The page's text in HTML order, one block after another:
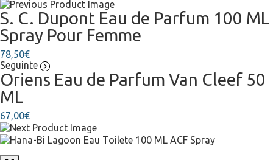
S. C. Dupont Eau de Parfum 100 ML
Spray Pour Femme
78,50€
Seguinte
Oriens Eau de Parfum Van Cleef 50
ML
67,00€